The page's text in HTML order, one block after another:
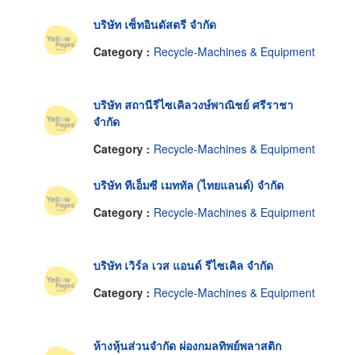
บริษัท เซ็ทอินดัสตรี จำกัด
Category : Recycle-Machines & Equipment
บริษัท สถานีรีไซเคิลวงษ์พาณิชย์ ศรีราชา
จำกัด
Category : Recycle-Machines & Equipment
บริษัท ทีเอ็มซี เมททัล (ไทยแลนด์) จำกัด
Category : Recycle-Machines & Equipment
บริษัท เวิร์ล เวส แอนด์ รีไซเคิล จำกัด
Category : Recycle-Machines & Equipment
ห้างหุ้นส่วนจำกัด ผ่องกมลทิพย์พลาสติก